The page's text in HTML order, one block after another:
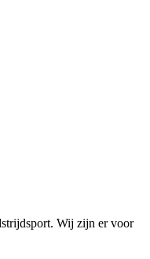
Wij zijn er voor